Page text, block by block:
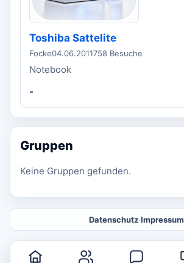
Toshiba Sattelite
Focke04.06.2011758 Besuche
Notebook
-
Gruppen
Keine Gruppen gefunden.
Datenschutz·Impressum